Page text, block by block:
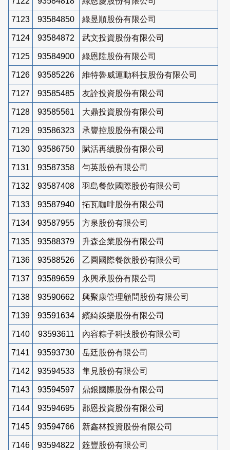
7123 93584850 綠昱順股份有限公司
7124 93584872 武文投資股份有限公司
7125 93584900 綠恩陞股份有限公司
7126 93585226 維特魯威運動科技股份有限公司
7127 93585485 友詮投資股份有限公司
7128 93585561 大鼎投資股份有限公司
7129 93586323 承豐控股股份有限公司
7130 93586750 賦活再續股份有限公司
7131 93587358 勻英股份有限公司
7132 93587408 羽島餐飲國際股份有限公司
7133 93587940 拓瓦咖啡股份有限公司
7134 93587955 方泉股份有限公司
7135 93588379 升森企業股份有限公司
7136 93588526 乙圓國際餐飲股份有限公司
7137 93589659 永興承股份有限公司
7138 93590662 興聚康管理顧問股份有限公司
7139 93591634 繽綺娛樂股份有限公司
7140 93593611 內容粽子科技股份有限公司
7141 93593730 岳廷股份有限公司
7142 93594533 隼見股份有限公司
7143 93594597 鼎銀國際股份有限公司
7144 93594695 郡恩投資股份有限公司
7145 93594766 新鑫林投資股份有限公司
7146 93594822 筵豐股份有限公司